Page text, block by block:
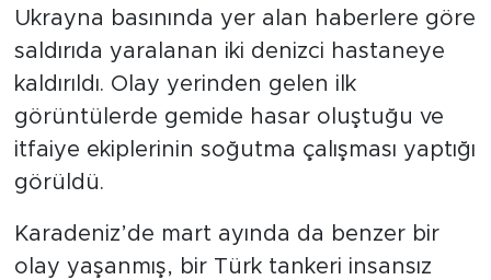
Ukrayna basınında yer alan haberlere göre
saldırıda yaralanan iki denizci hastaneye
kaldırıldı. Olay yerinden gelen ilk
görüntülerde gemide hasar oluştuğu ve
itfaiye ekiplerinin soğutma çalışması yaptığı
görüldü.
Karadeniz’de mart ayında da benzer bir
olay yaşanmış, bir Türk tankeri insansız